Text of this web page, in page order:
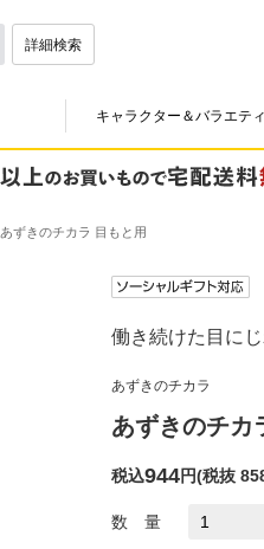
詳細検索
キャラクター＆バラエテ
あずきのチカラ 目もと用
働き続けた目に
あずきのチカラ
あずきのチカ
税込944円(税抜
数 量